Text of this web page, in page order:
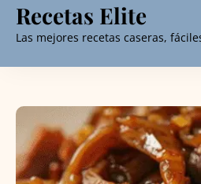
Recetas Elite
Las mejores recetas caseras,